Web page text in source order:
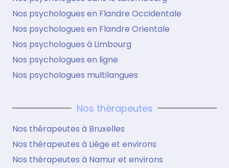
Nos psychologues en Flandre Occidentale
Nos psychologues en Flandre Orientale
Nos psychologues à Limbourg
Nos psychologues en ligne
Nos psychologues multilangues
Nos thérapeutes
Nos thérapeutes à Bruxelles
Nos thérapeutes à Liège et environs
Nos thérapeutes à Namur et environs